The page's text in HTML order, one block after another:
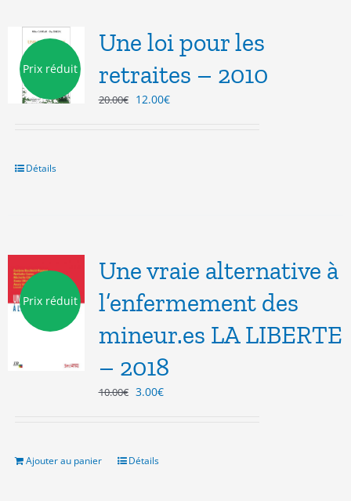
Prix réduit
Une loi pour les
retraites – 2010
20.00€ Le
12.00€Le
Détails
Prix réduit
Une vraie alternative à
l’enfermement des
mineur.es LA LIBERTE
– 2018
10.00€ Le
10.00€.
3.00€Le
Ajouter au panier Détails